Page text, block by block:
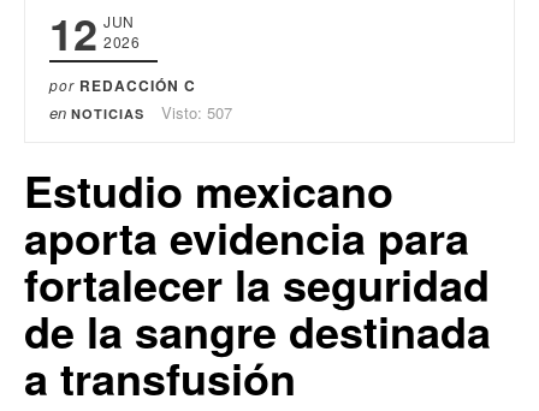
12 JUN
2026
por REDACCIÓN C
en NOTICIAS Visto: 507
Estudio mexicano
aporta evidencia para
fortalecer la seguridad
de la sangre destinada
a transfusión